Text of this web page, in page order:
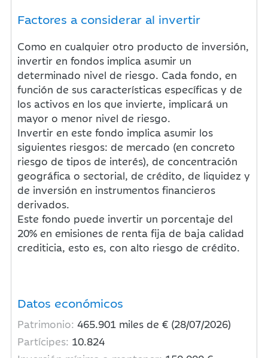
Factores a considerar al invertir
Como en cualquier otro producto de inversión,
invertir en fondos implica asumir un
determinado nivel de riesgo. Cada fondo, en
función de sus características específicas y de
los activos en los que invierte, implicará un
mayor o menor nivel de riesgo.
Invertir en este fondo implica asumir los
siguientes riesgos: de mercado (en concreto
riesgo de tipos de interés), de concentración
geográfica o sectorial, de crédito, de liquidez y
de inversión en instrumentos financieros
derivados.
Este fondo puede invertir un porcentaje del
20% en emisiones de renta fija de baja calidad
crediticia, esto es, con alto riesgo de crédito.
Datos económicos
Patrimonio: 465.901 miles de € (28/07/2026)
Partícipes: 10.824